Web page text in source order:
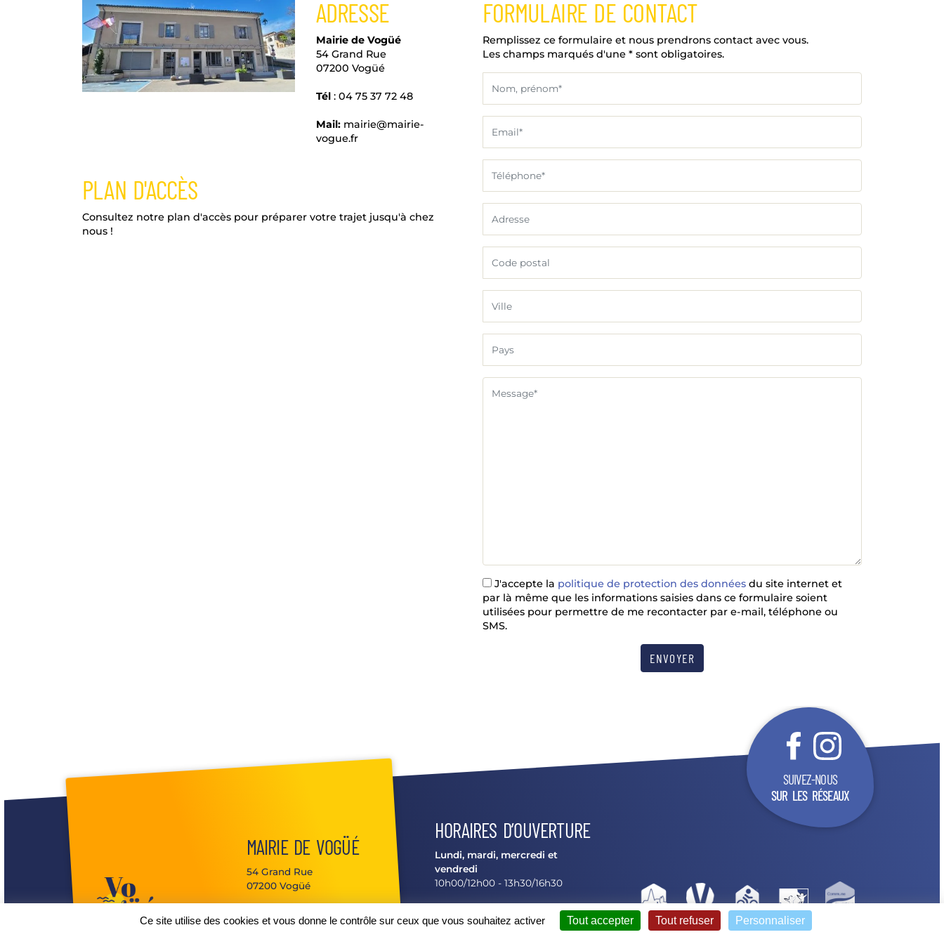
ADRESSE
Mairie de Vogüé
54 Grand Rue
07200 Vogüé
Tél : 04 75 37 72 48
Mail:mairie@mairie-
vogue.fr
PLAN D'ACCÈS
Consultez notre plan d'accès pour préparer votre trajet jusqu'à chez
nous !
FORMULAIRE DE CONTACT
Remplissez ce formulaire et nous prendrons contact avec vous.
Les champs marqués d'une * sont obligatoires.
J'accepte la politique de protection des données du site internet et
par là même que les informations saisies dans ce formulaire soient
utilisées pour permettre de me recontacter par e-mail, téléphone ou
SMS.
ENVOYER
MAIRIE DE VOGÜÉ
54 Grand Rue
07200 Vogüé
04 75 37 72 48
SUIVEZ-NOUS
SUR LES RÉSEAUX
HORAIRES D’OUVERTURE
Lundi, mardi, mercredi et
vendredi
10h00/12h00 - 13h30/16h30
Jeudi, samedi et dimanche
Fermé
Ce site utilise des cookies et vous donne le contrôle sur ceux que vous souhaitez activer Tout accepter Tout refuser Personnaliser